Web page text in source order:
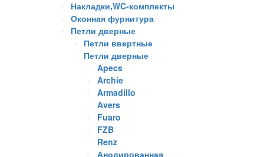
Накладки,WC-комплекты
Оконная фурнитура
Петли дверные
Петли ввертные
Петли дверные
Apecs
Archie
Armadillo
Avers
Fuaro
FZB
Renz
Анодированная